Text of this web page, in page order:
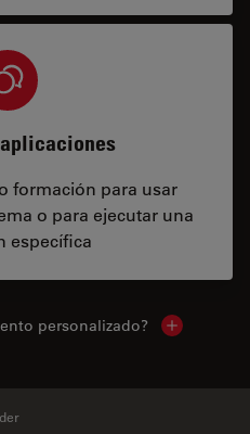
formación para usar
o para ejecutar una
específica
personalizado? Show local